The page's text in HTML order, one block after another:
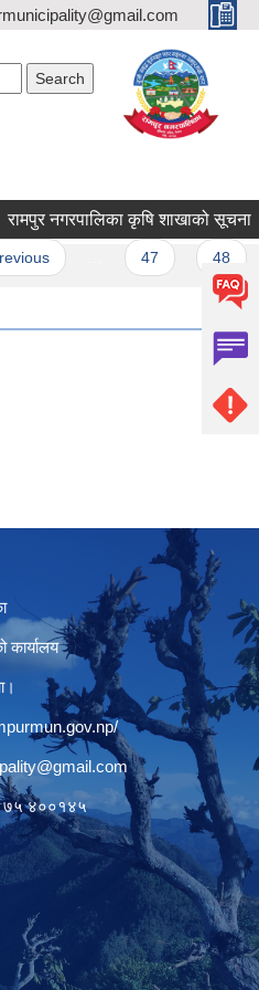
नगरपालिका कृषि शाखाको सूचना
कार्यालय
/
७५ ४००१४५